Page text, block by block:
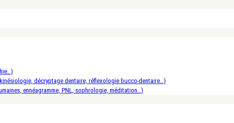
décryptage dentaire, réflexologie bucco-dentaire…)
ennéagramme, PNL, sophrologie, méditation…)